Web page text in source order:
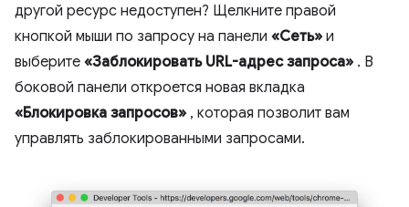
другой ресурс недоступен? Щелкните правой
кнопкой мыши по запросу на панели «Сеть» и
выберите «Заблокировать URL-адрес запроса» . В
боковой панели откроется новая вкладка
«Блокировка запросов» , которая позволит вам
управлять заблокированными запросами.